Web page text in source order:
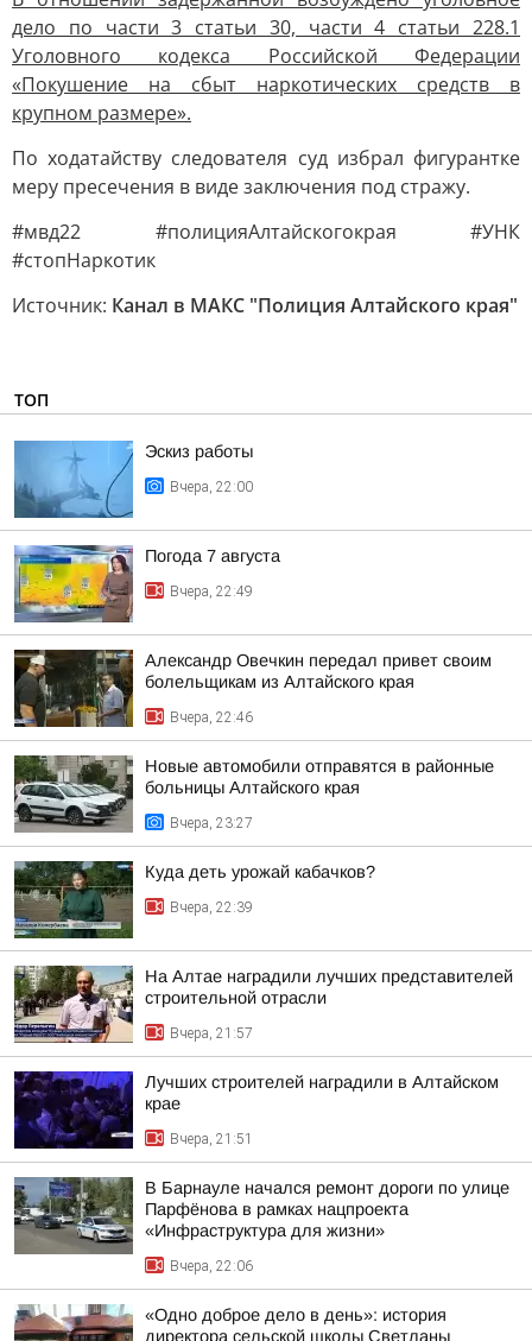
дело по части 3 статьи 30, части 4 статьи 228.1
Уголовного кодекса Российской Федерации
«Покушение на сбыт наркотических средств в
крупном размере».
По ходатайству следователя суд избрал фигурантке
меру пресечения в виде заключения под стражу.
#мвд22 #полицияАлтайскогокрая #УНК
#стопНаркотик
Источник: Канал в МАКС "Полиция Алтайского края"
ТОП
Эскиз работы
Вчера, 22:00
Погода 7 августа
Вчера, 22:49
Александр Овечкин передал привет своим
болельщикам из Алтайского края
Вчера, 22:46
Новые автомобили отправятся в районные
больницы Алтайского края
Вчера, 23:27
Куда деть урожай кабачков?
Вчера, 22:39
На Алтае наградили лучших представителей
строительной отрасли
Вчера, 21:57
Лучших строителей наградили в Алтайском
крае
Вчера, 21:51
В Барнауле начался ремонт дороги по улице
Парфёнова в рамках нацпроекта
«Инфраструктура для жизни»
Вчера, 22:06
«Одно доброе дело в день»: история
директора сельской школы Светланы